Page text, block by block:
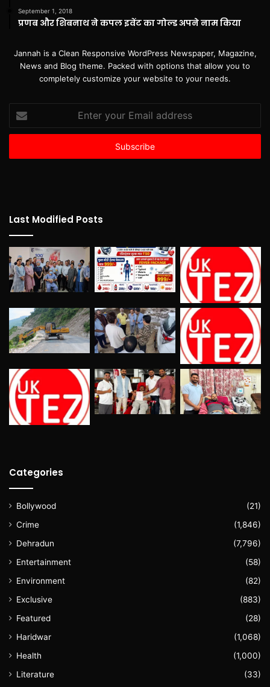
September 1, 2018
प्रणब और शिबनाथ ने कपल इवेंट का गोल्ड अपने नाम किया
Jannah is a Clean Responsive WordPress Newspaper, Magazine,
News and Blog theme. Packed with options that allow you to
completely customize your website to your needs.
your
Email
Last Modified Posts
Categories
Bollywood
(21)
Crime
(1,846)
Dehradun
(7,796)
Entertainment
(58)
Environment
(82)
Exclusive
(883)
Featured
(28)
Haridwar
(1,068)
Health
(1,000)
Literature
(33)